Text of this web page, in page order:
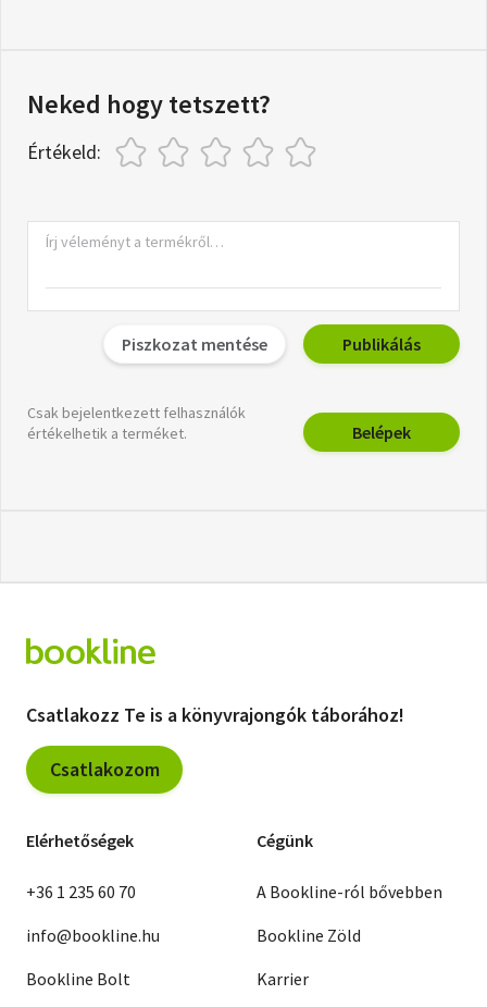
Neked hogy tetszett?
Értékeld:
Piszkozat mentése Publikálás
Csak bejelentkezett felhasználók
értékelhetik a terméket.
Belépek
Csatlakozz Te is a könyvrajongók táborához!
Csatlakozom
Elérhetőségek
+36 1 235 60 70
info@bookline.hu
Bookline Bolt
Cégünk
A Bookline-ról bővebben
Bookline Zöld
Karrier